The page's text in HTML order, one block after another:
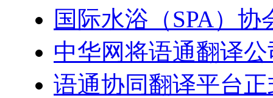
国际水浴（SPA）
中华网将语通翻译
语通协同翻译平台